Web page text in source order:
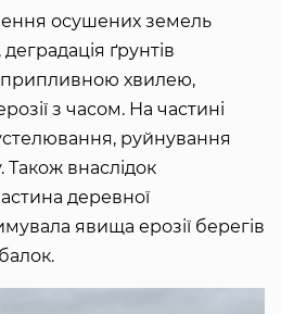
осушених земель
ґрунтів
припливною хвилею,
з часом. На частині
руйнування
внаслідок
деревної
явища ерозії берегів